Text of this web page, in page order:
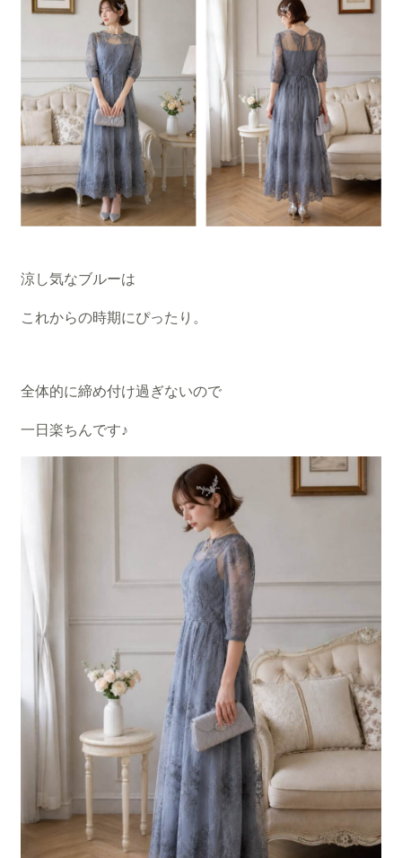
涼し気なブルーは
これからの時期にぴったり。
全体的に締め付け過ぎないので
一日楽ちんです♪